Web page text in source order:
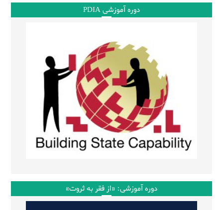
دوره آموزشی PDIA
دوره آموزشی: «از فقر به ثروت»